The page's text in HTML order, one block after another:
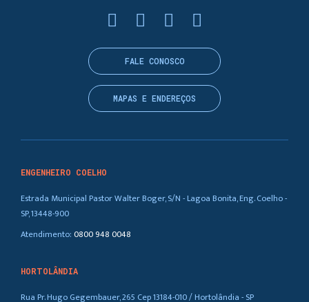
ENGENHEIRO COELHO
Estrada Municipal Pastor Walter Boger, S/N - Lagoa Bonita, Eng. Coelho -
SP, 13448-900
Atendimento:0800 948 0048
HORTOLÂNDIA
Rua Pr. Hugo Gegembauer, 265 Cep 13184-010 / Hortolândia - SP
FALE CONOSCO
MAPAS E ENDEREÇOS